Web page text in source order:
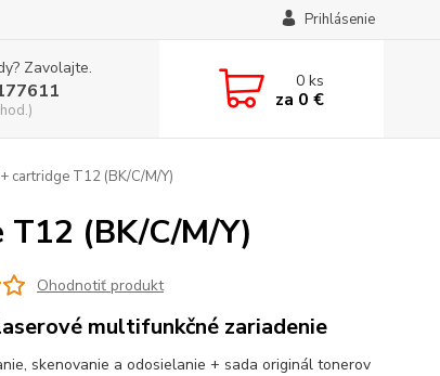
Prihlásenie
Zavolajte.
0ks
za 0 €
cartridge T12 (BK/C/M/Y)
T12 (BK/C/M/Y)
Ohodnotiť produkt
multifunkčné zariadenie
skenovanie a odosielanie + sada originál tonerov